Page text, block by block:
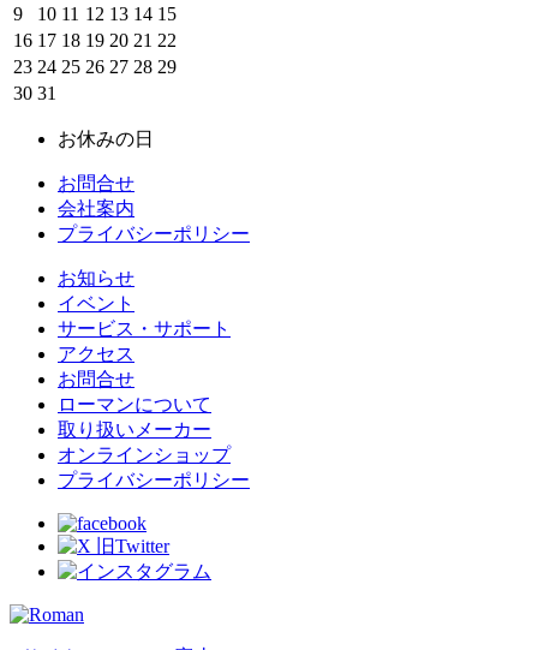
9
10 11 12 13 14 15
16 17 18 19 20 21 22
23 24 25 26 27 28 29
30 31
お休みの日
お問合せ
会社案内
プライバシーポリシー
お知らせ
イベント
サービス・サポート
アクセス
お問合せ
ローマンについて
取り扱いメーカー
オンラインショップ
プライバシーポリシー